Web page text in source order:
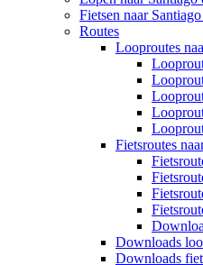
Fietsen naar
Routes
Looproutes
Fietsroutes
Downloads
Downloads